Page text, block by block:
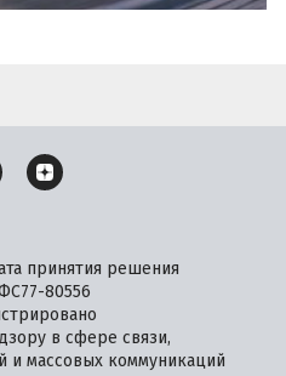
принятия решения
80556
в сфере связи,
и массовых коммуникаций